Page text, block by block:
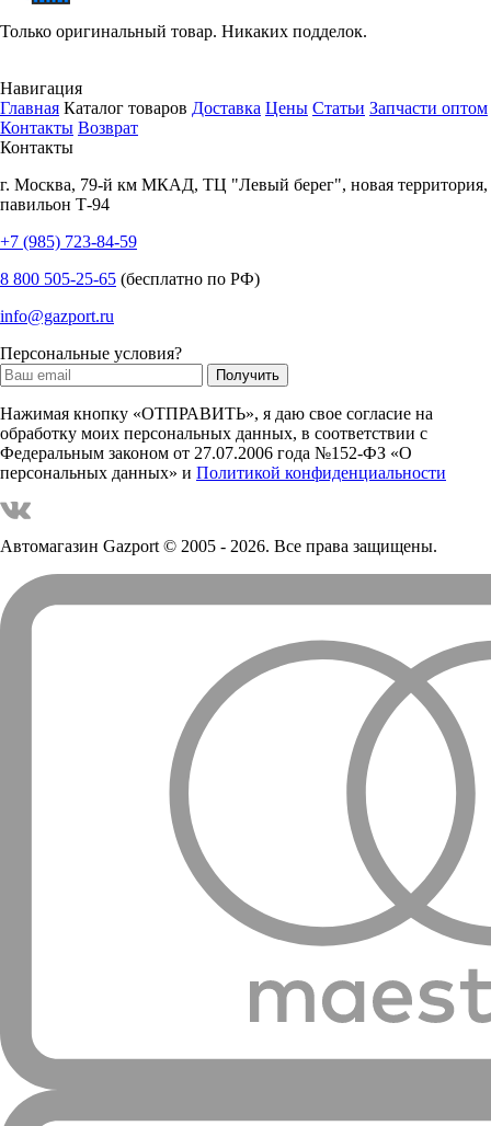
Только оригинальный товар. Никаких подделок.
Навигация
Главная Каталог товаров Доставка Цены Статьи Запчасти оптом
Контакты Возврат
Контакты
г. Москва, 79-й км МКАД, ТЦ "Левый берег", новая территория,
павильон Т-94
+7 (985) 723-84-59
8 800 505-25-65 (бесплатно по РФ)
info@gazport.ru
Персональные условия?
Нажимая кнопку «ОТПРАВИТЬ», я даю свое согласие на
обработку моих персональных данных, в соответствии с
Федеральным законом от 27.07.2006 года №152-ФЗ «О
персональных данных» и Политикой конфиденциальности
Автомагазин Gazport© 2005 - 2026. Все права защищены.